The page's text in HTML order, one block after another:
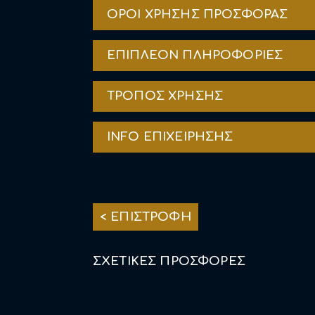
ΟΡΟΙ ΧΡΗΣΗΣ ΠΡΟΣΦΟΡΑΣ
ΕΠΙΠΛΕΟΝ ΠΛΗΡΟΦΟΡΙΕΣ
ΤΡΟΠΟΣ ΧΡΗΣΗΣ
INFO ΕΠΙΧΕΙΡΗΣΗΣ
< ΕΠΙΣΤΡΟΦΗ
ΣΧΕΤΙΚΕΣ ΠΡΟΣΦΟΡΕΣ